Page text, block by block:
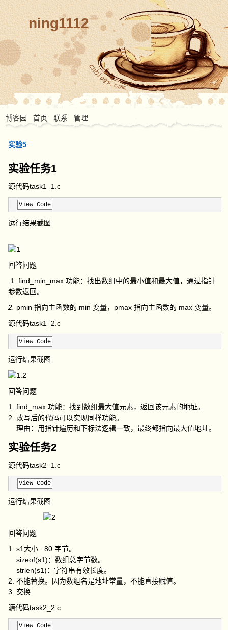
ning1112
博客园 首页 联系 管理
实验5
实验任务1
源代码task1_1.c
View Code
运行结果截图
回答问题
1. find_min_max 功能：找出数组中的最小值和最大值，通过指针
参数返回。
2. pmin 指向主函数的 min 变量，pmax 指向主函数的 max 变量。
源代码task1_2.c
View Code
运行结果截图
回答问题
1. find_max 功能：找到数组最大值元素，返回该元素的地址。
2. 改写后的代码可以实现同样功能。
理由：用指针遍历和下标法逻辑一致，最终都指向最大值地址。
实验任务2
源代码task2_1.c
View Code
运行结果截图
回答问题
1. s1大小 : 80 字节。
sizeof(s1)：数组总字节数。
strlen(s1)：字符串有效长度。
2. 不能替换。因为数组名是地址常量，不能直接赋值。
3. 交换
源代码task2_2.c
View Code